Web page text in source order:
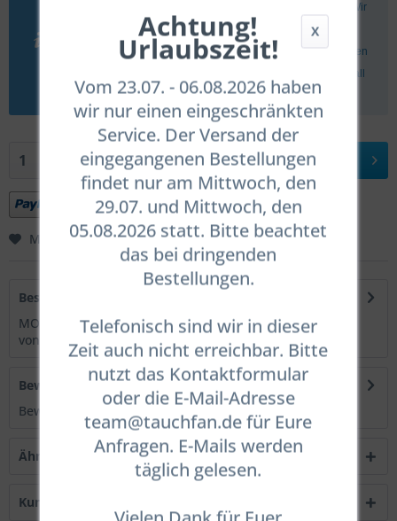
sein, gelten in aller Regel die angegebenen Lieferzeiten. Wir
müssen aber darauf hinweisen, daß es aufgrund der
angespannten Liefersituation in Ausnahmefällen zu längeren
Wartezeiten kommen kann. Wir informieren Euch in dem Fall
umgehend.
In den Warenkorb
Merken Bewerten
Beschreibung
MOD Aufkleber werden zur eindeutigen Kennzeichnung
von Zusatzflaschen (Stages) genutzt und geben...
Bewertungen
0
Bewertungen lesen, schreiben und diskutieren...
Ähnliche Artikel
Kunden kauften auch
X
Achtung!
Urlaubszeit!
Vom 23.07. - 06.08.2026 haben
wir nur einen eingeschränkten
Service. Der Versand der
eingegangenen Bestellungen
findet nur am Mittwoch, den
29.07. und Mittwoch, den
05.08.2026 statt. Bitte beachtet
das bei dringenden
Bestellungen.
Telefonisch sind wir in dieser
Zeit auch nicht erreichbar. Bitte
nutzt das Kontaktformular
oder die E-Mail-Adresse
team@tauchfan.de für Eure
Anfragen. E-Mails werden
täglich gelesen.